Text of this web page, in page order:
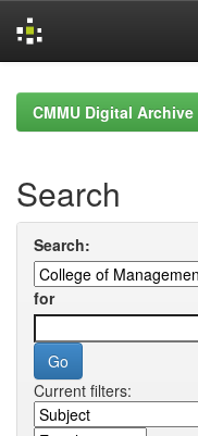
navigationCMMU Digital Archive
Search
Search:
for
Current filters: